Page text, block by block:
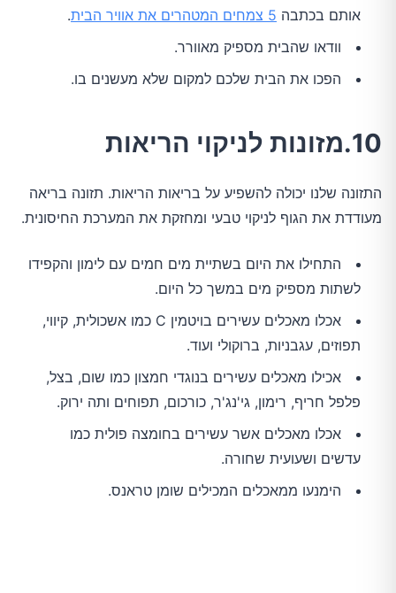
אותם בכתבה 5 צמחים המטהרים את אוויר הבית
.
וודאו שהבית מספיק מאוורר.
הפכו את הבית שלכם למקום שלא מעשנים בו.
10.מזונות לניקוי הריאות
התזונה שלנו יכולה להשפיע על בריאות הריאות. תזונה בריאה
מעודדת את הגוף לניקוי טבעי ומחזקת את המערכת החיסונית.
התחילו את היום בשתיית מים חמים עם לימון והקפידו
לשתות מספיק מים במשך כל היום.
אכלו מאכלים עשירים בויטמין C כמו אשכולית, קיווי,
תפוזים, עגבניות, ברוקולי ועוד.
אכילו מאכלים עשירים בנוגדי חמצון כמו שום, בצל,
פלפל חריף, רימון, גי'נג'ר, כורכום, תפוחים ותה ירוק.
אכלו מאכלים אשר עשירים בחומצה פולית כמו
עדשים ושעועית שחורה.
הימנעו ממאכלים המכילים שומן טראנס.